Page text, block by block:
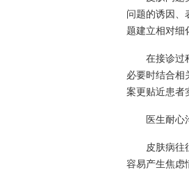
问题的诱因、
题建立相对细
在接诊过
必要时结合相
案更贴近患者
医生耐心
皮肤病往
容易产生焦虑